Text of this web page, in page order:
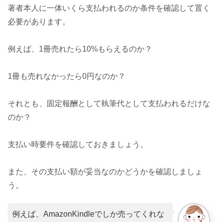
著者本人に一体いくら支払われるのか条件を確認して置く
必要があります。
例えば、1冊売れたら10%もらえるのか？
1冊も売れなかったら0円なのか？
それとも、固定報酬として執筆代として支払われるだけな
のか？
支払い時要件を確認しておきましょう。
また、その支払い額が妥当なのかどうかを確認しましょ
う。
例えば、AmazonKindleでしか売ってくれな